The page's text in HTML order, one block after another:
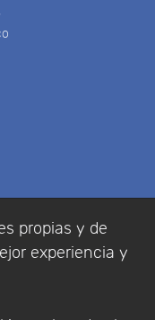
propias y de
experiencia y